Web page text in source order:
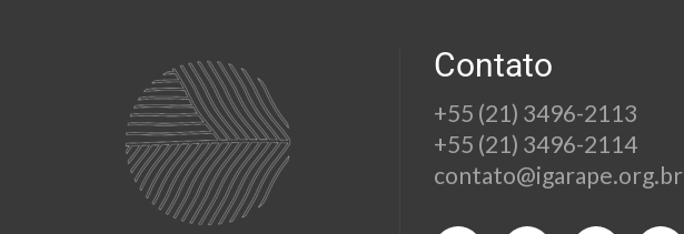
Contato
+55 (21) 3496-2113
+55 (21) 3496-2114
contato@igarape.org.br